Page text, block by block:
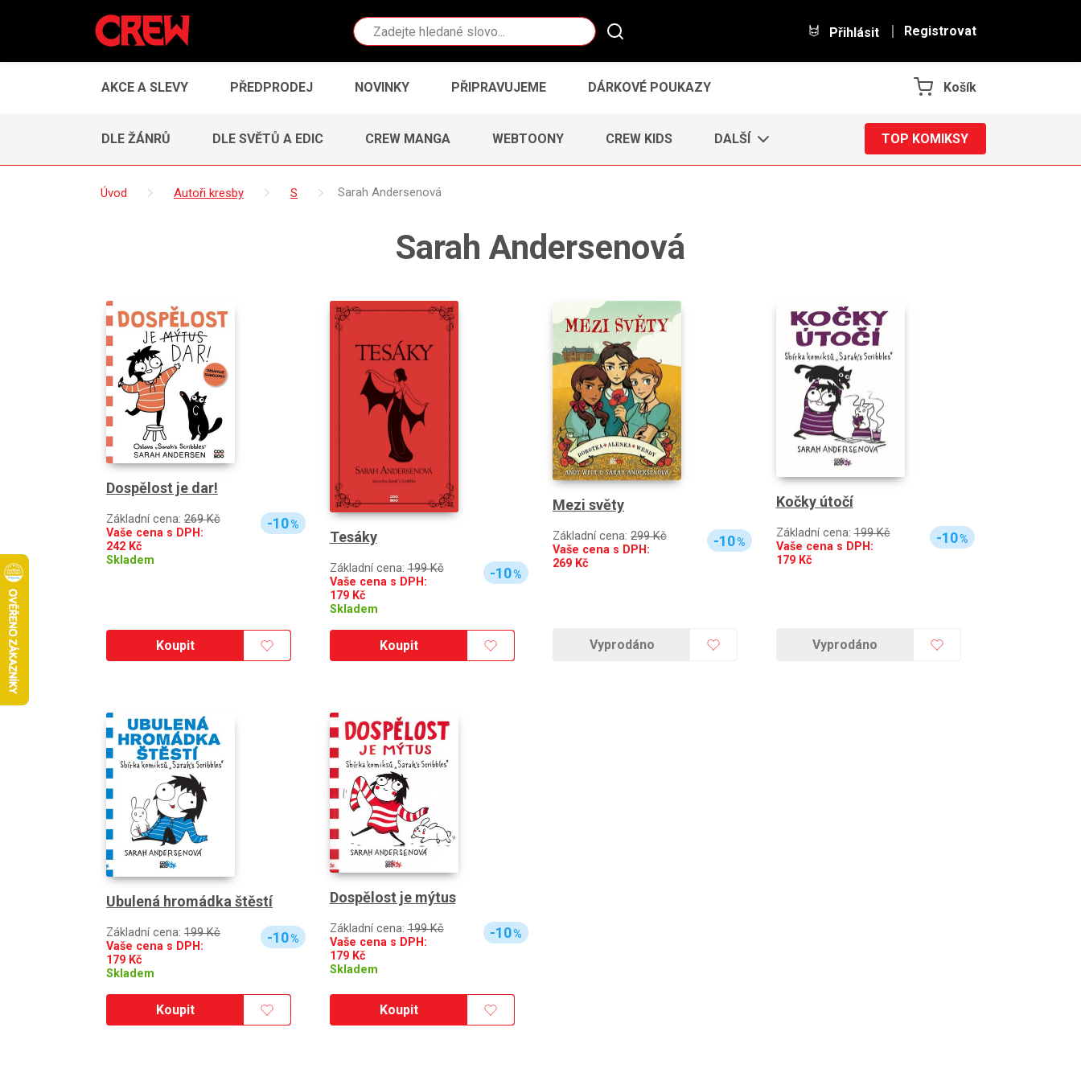
Vyhledávání Přihlásit Registrovat
AKCE A SLEVY PŘEDPRODEJ NOVINKY PŘIPRAVUJEME DÁRKOVÉ POUKAZY Košík
DLE ŽÁNRŮ DLE SVĚTŮ A EDIC CREW MANGA WEBTOONY CREW KIDS DALŠÍ TOP KOMIKSY
Úvod Autoři kresby S Sarah Andersenová
Sarah Andersenová
Dospělost je dar!
Základní cena: 269 Kč
Vaše cena s DPH:
242 Kč
Skladem
-10%
Koupit
Tesáky
Základní cena:199 Kč
Vaše cena s DPH:
179Kč
Skladem
-10%
Koupit
Mezi světy
Základní cena: 299 Kč
Vaše cena s DPH:
269 Kč
-10%
Vyprodáno
Kočky útočí
Základní cena:199 Kč
Vaše cena s DPH:
179Kč
-10%
Vyprodáno
Ubulená hromádka štěstí
Základní cena: 199 Kč
Vaše cena s DPH:
179 Kč
Skladem
-10%
Koupit
Dospělost je mýtus
Základní cena:199 Kč
Vaše cena s DPH:
179Kč
Skladem
-10%
Koupit